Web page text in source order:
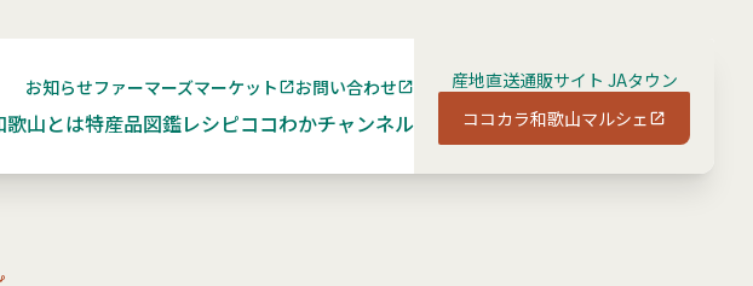
お知らせファーマーズマーケット お問い合わせ
歌山とは特産品図鑑レシピココわかチャンネル
産地直送通販サイト JAタウン
ココカラ和歌山マルシェ